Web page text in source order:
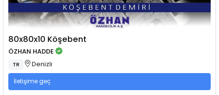
80x80x10 Köşebent
ÖZHAN HADDE
TR Denizli
İletişime geç